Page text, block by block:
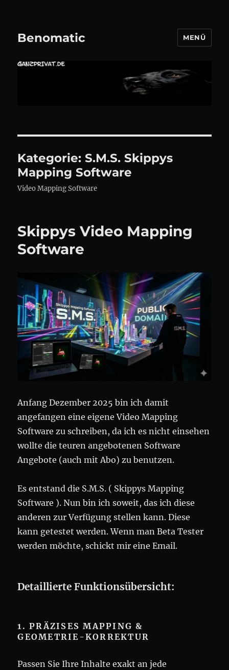
Benomatic MENÜ
Kategorie:S.M.S. Skippys
Mapping Software
Video Mapping Software
Skippys Video Mapping
Software
Anfang Dezember 2025 bin ich damit
angefangen eine eigene Video Mapping
Software zu schreiben, da ich es nicht einsehen
wollte die teuren angebotenen Software
Angebote (auch mit Abo) zu benutzen.
Es entstand die S.M.S. ( Skippys Mapping
Software ). Nun bin ich soweit, das ich diese
anderen zur Verfügung stellen kann. Diese
kann getestet werden. Wenn man Beta Tester
werden möchte, schickt mir eine Email.
Detaillierte Funktionsübersicht:
1. PRÄZISES MAPPING &
GEOMETRIE-KORREKTUR
Passen Sie Ihre Inhalte exakt an jede